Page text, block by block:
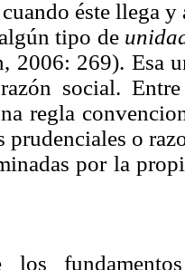
éste llega y
tipo de
2006: 269). Esa
social.
regla
prudenciales o
por la
los